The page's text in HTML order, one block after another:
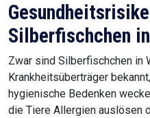
Silberfischchen
Zwar sind Silberfischchen in
Krankheitsüberträger
hygienische Bedenken
die Tiere Allergien auslösen